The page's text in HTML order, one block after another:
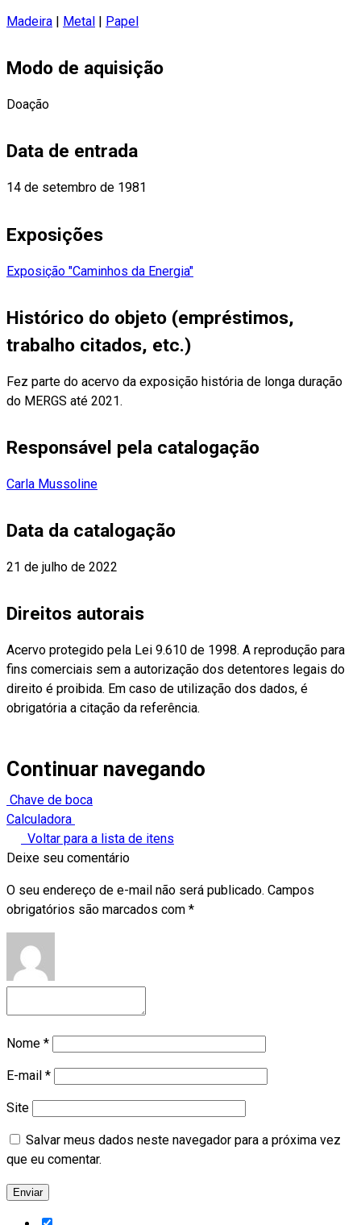
Madeira | Metal | Papel
Modo de aquisição
Doação
Data de entrada
14 de setembro de 1981
Exposições
Exposição "Caminhos da Energia"
Histórico do objeto (empréstimos,
trabalho citados, etc.)
Fez parte do acervo da exposição história de longa duração
do MERGS até 2021.
Responsável pela catalogação
Carla Mussoline
Data da catalogação
21 de julho de 2022
Direitos autorais
Acervo protegido pela Lei 9.610 de 1998. A reprodução para
fins comerciais sem a autorização dos detentores legais do
direito é proibida. Em caso de utilização dos dados, é
obrigatória a citação da referência.
Continuar navegando
Chave de boca
Calculadora
Voltar para a lista de itens
Deixe seu comentário
O seu endereço de e-mail não será publicado. Campos
obrigatórios são marcados com *
Nome *
E-mail *
Site
Salvar meus dados neste navegador para a próxima vez
que eu comentar.